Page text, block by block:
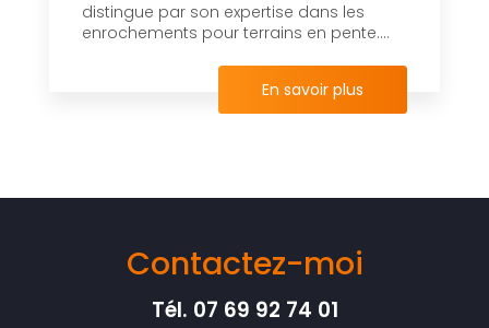
distingue par son expertise dans les
enrochements pour terrains en pente....
En savoir plus
Contactez-moi
Tél. 07 69 92 74 01